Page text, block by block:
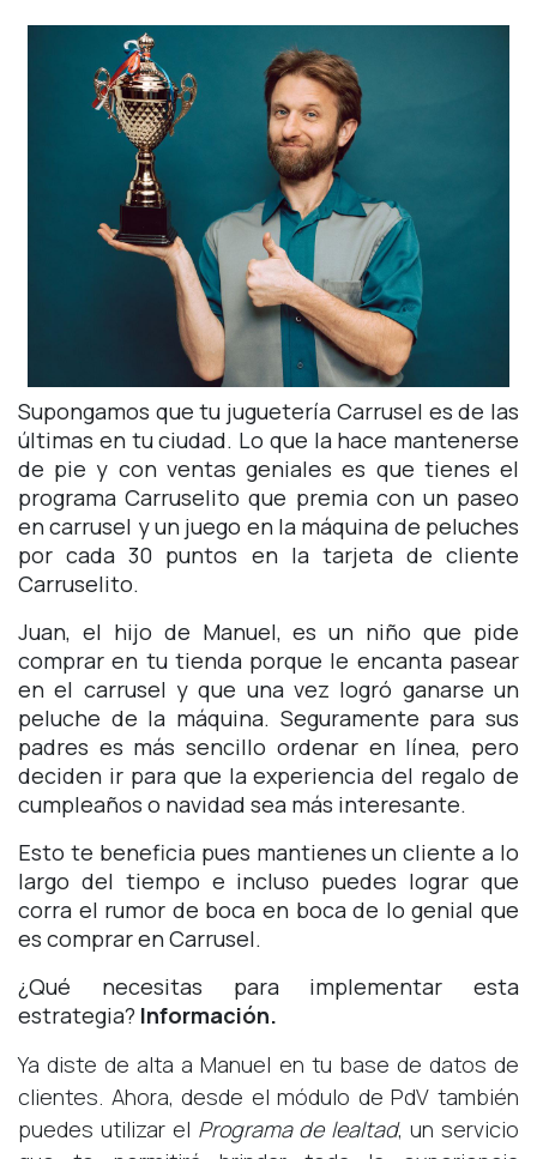
Supongamos que tu juguetería Carrusel es de las
últimas en tu ciudad. Lo que la hace mantenerse
de pie y con ventas geniales es que tienes el
programa Carruselito que premia con un paseo
en carrusel y un juego en la máquina de peluches
por cada 30 puntos en la tarjeta de cliente
Carruselito.
Juan, el hijo de Manuel, es un niño que pide
comprar en tu tienda porque le encanta pasear
en el carrusel y que una vez logró ganarse un
peluche de la máquina. Seguramente para sus
padres es más sencillo ordenar en línea, pero
deciden ir para que la experiencia del regalo de
cumpleaños o navidad sea más interesante.
Esto te beneficia pues mantienes un cliente a lo
largo del tiempo e incluso puedes lograr que
corra el rumor de boca en boca de lo genial que
es comprar en Carrusel.
¿Qué necesitas para implementar esta
estrategia? Información.
Ya diste de alta a Manuel en tu base de datos de
clientes. Ahora, desde el módulo de PdV también
puedes utilizar el Programa de lealtad, un servicio